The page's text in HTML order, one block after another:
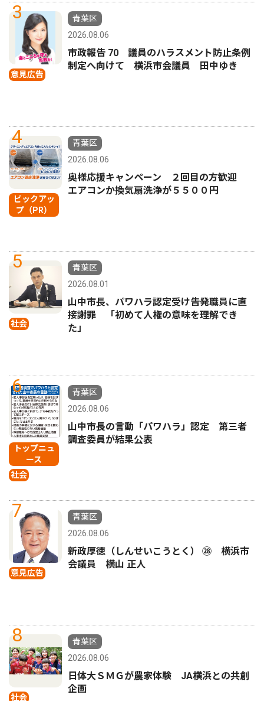
3
意見広告
青葉区
2026.08.06
市政報告 70 議員のハラスメント防止条例
制定へ向けて 横浜市会議員 田中ゆき
4
ピックアッ
プ（PR）
青葉区
2026.08.06
奥様応援キャンペーン ２回目の方歓迎
エアコンか換気扇洗浄が５５００円
5
社会
青葉区
2026.08.01
山中市長、パワハラ認定受け告発職員に直
接謝罪 「初めて人権の意味を理解でき
た」
6
トップニュ
ース
社会
青葉区
2026.08.06
山中市長の言動「パワハラ」認定 第三者
調査委員が結果公表
7
意見広告
青葉区
2026.08.06
新政厚徳（しんせいこうとく） ㉘ 横浜市
会議員 横山 正人
8
社会
青葉区
2026.08.06
日体大ＳＭＧが農家体験 JA横浜との共創
企画